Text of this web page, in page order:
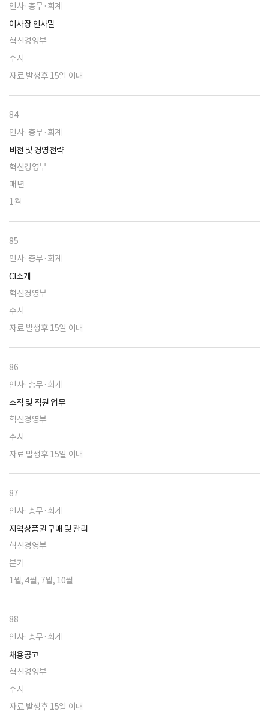
인사·총무·회계
이사장 인사말
혁신경영부
수시
자료 발생후 15일 이내
84
인사·총무·회계
비전 및 경영전략
혁신경영부
매년
1월
85
인사·총무·회계
CI소개
혁신경영부
수시
자료 발생후 15일 이내
86
인사·총무·회계
조직 및 직원 업무
혁신경영부
수시
자료 발생후 15일 이내
87
인사·총무·회계
지역상품권 구매 및 관리
혁신경영부
분기
1월, 4월, 7월, 10월
88
인사·총무·회계
채용공고
혁신경영부
수시
자료 발생후 15일 이내